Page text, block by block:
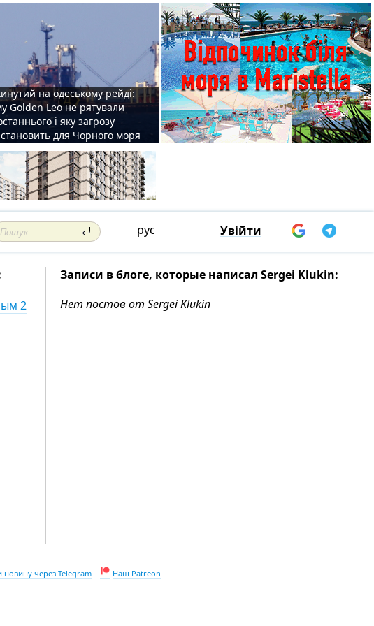
на одеському рейді:
Golden Leo не рятували
і яку загрозу
становить для Чорного моря
рус Увійти
2
Записи в блоге, которые написал Sergei Klukin:
Нет постов от Sergei Klukin
новину через Telegram Наш Patreon